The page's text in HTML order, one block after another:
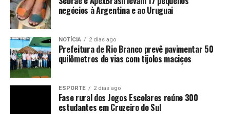
negócios à Argentina e ao Uruguai
NOTÍCIA 2 dias ago
Prefeitura de Rio Branco prevê pavimentar 50
quilômetros de vias com tijolos maciços
ESPORTE 2 dias ago
Fase rural dos Jogos Escolares reúne 300
estudantes em Cruzeiro do Sul